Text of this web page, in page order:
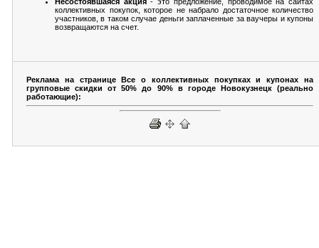
коллективных покупок, которое не набрало достаточное количество
участников, в таком случае деньги заплаченные за ваучеры и купоны
возвращаются на счет.
Реклама на странице Все о коллективных покупках и купонах на
групповые скидки от 50% до 90% в городе Новокузнецк (реально
работающие):